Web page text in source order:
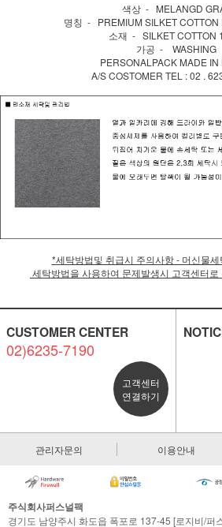
색상 - MELANGD
명칭 - PREMIUM SILKET COTTON
소재 - SILKET COTTON
가공 - WASHING
PERSONALPACK MADE IN
A/S COSTOMER TEL : 02 .
*세탁방법및 취급시 주의사항 - 머신물
세탁방법을 사용하여 문제발생시 고객센터
CUSTOMER CENTER
02)6235-7190
고객센터
연결하기
관리자문의 이용안내
주식회사퍼스널팩
경기도 남양주시 화도읍 폭포로 137-45 [로지비/퍼